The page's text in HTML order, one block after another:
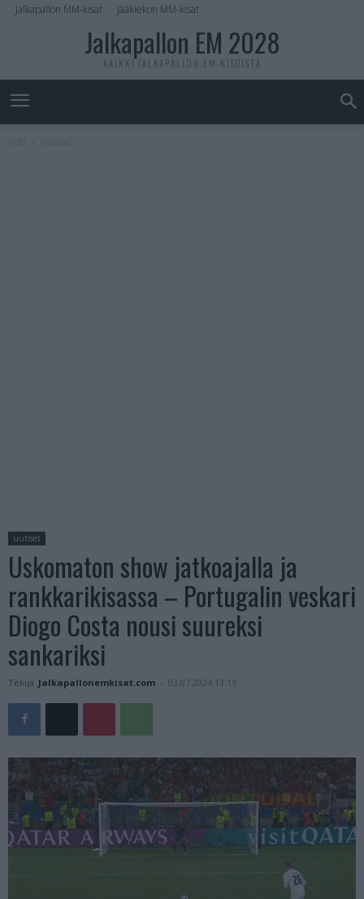
Jalkapallon MM-kisat Jääkiekon MM-kisat
Jalkapallon EM 2028
KAIKKI JALKAPALLON EM-KISOISTA
uutiset
Uskomaton show jatkoajalla ja
rankkarikisassa – Portugalin veskari
Diogo Costa nousi suureksi
sankariksi
Tekijä Jalkapallonemkisat.com - 03.07.2024 13:13